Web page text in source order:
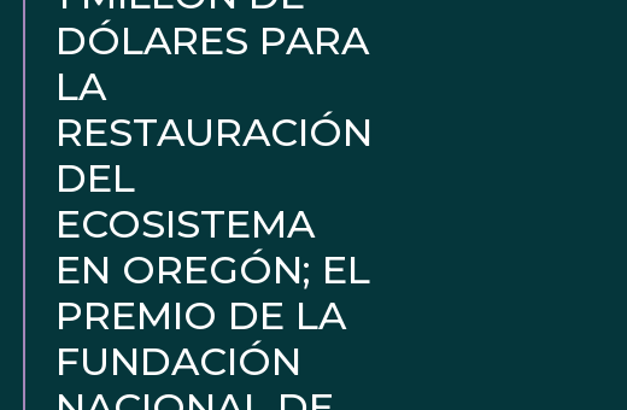
DÓLARES PARA
LA
RESTAURACIÓN
DEL
ECOSISTEMA
EN OREGÓN; EL
PREMIO DE LA
FUNDACIÓN